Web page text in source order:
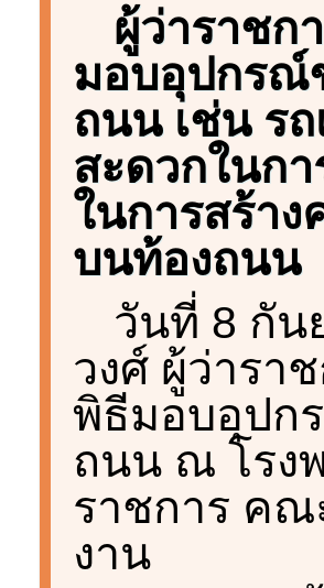
ผู้ว่าราชก
มอบอุปกรณ์
ถนน เช่น ร
สะดวกในก
ในการสร้า
บนท้องถนน
วันที่ 8 กัน
วงศ์ ผู้ว่ารา
พิธีมอบอุปก
ถนน ณ โรง
ราชการ คณ
งาน